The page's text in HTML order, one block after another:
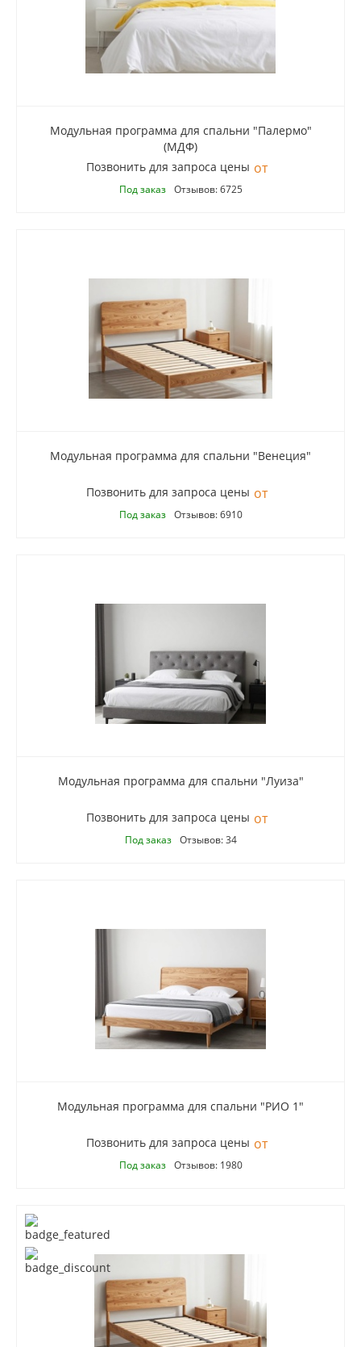
Модульная программа для спальни "Палермо"
(МДФ)
Позвонить для запроса цены
Под заказ Отзывов: 6725
Модульная программа для спальни "Венеция"
Позвонить для запроса цены
Под заказ Отзывов: 6910
Модульная программа для спальни "Луиза"
Позвонить для запроса цены
Под заказ Отзывов: 34
Модульная программа для спальни "РИО 1"
Позвонить для запроса цены
Под заказ Отзывов: 1980